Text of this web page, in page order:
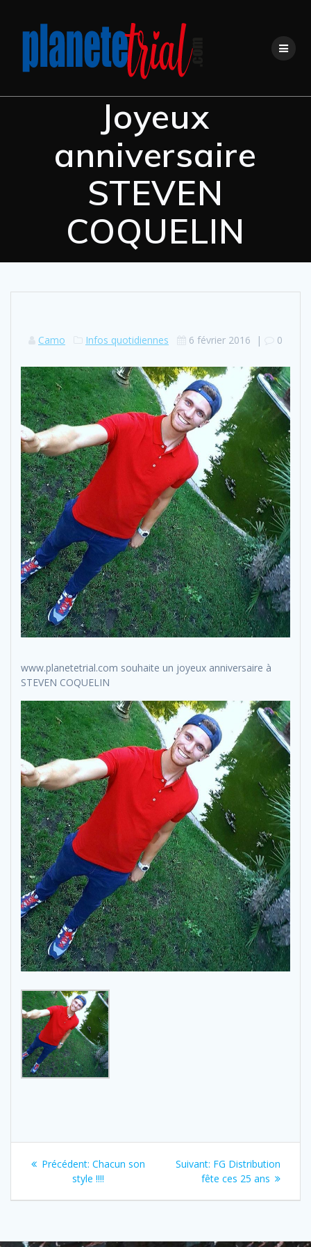
content
Joyeux
anniversaire
STEVEN
COQUELIN
Camo Infos quotidiennes 6 février 2016 | 0
www.planetetrial.com souhaite un joyeux anniversaire à
STEVEN COQUELIN
Navigation
Précédent: Previous
post:
Chacun son
style !!!!
Suivant: Next
post:
FG Distribution
fête ces 25 ans